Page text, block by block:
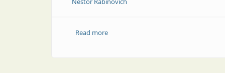
Read moreabout “No tenemos plata”